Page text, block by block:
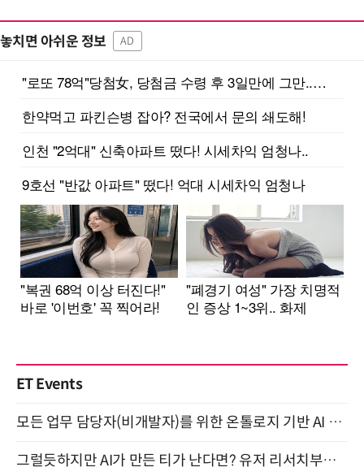
놓치면 아쉬운 정보 AD
ET Events
모든 업무 담당자(비개발자)를 위한 온톨로지 기반 AI 지식체계 설계 1-day 워크숍 8월 20일 개최
그럴듯하지만 AI가 만든 티가 난다면? 유저 리서치부터 배포까지! (9/15)